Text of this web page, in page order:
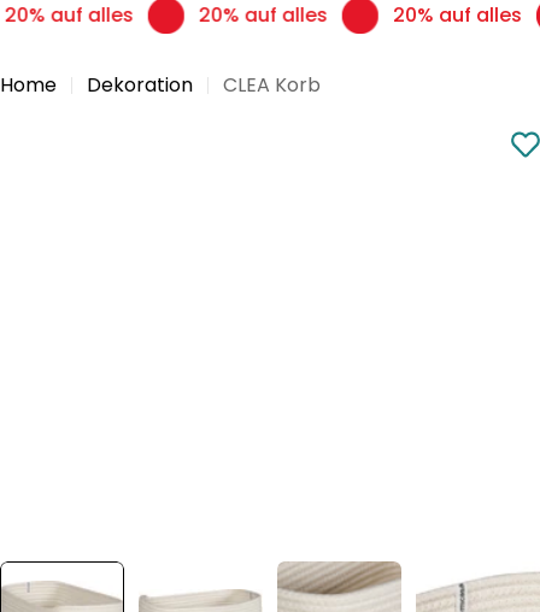
20% auf alles 20% auf alles 20% auf alles
Home Dekoration CLEA Korb